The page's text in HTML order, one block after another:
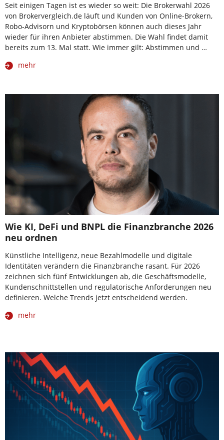
Seit einigen Tagen ist es wieder so weit: Die Brokerwahl 2026
von Brokervergleich.de läuft und Kunden von Online-Brokern,
Robo-Advisorn und Kryptobörsen können auch dieses Jahr
wieder für ihren Anbieter abstimmen. Die Wahl findet damit
bereits zum 13. Mal statt. Wie immer gilt: Abstimmen und …
mehr
Wie KI, DeFi und BNPL die Finanzbranche 2026
neu ordnen
Künstliche Intelligenz, neue Bezahlmodelle und digitale
Identitäten verändern die Finanzbranche rasant. Für 2026
zeichnen sich fünf Entwicklungen ab, die Geschäftsmodelle,
Kundenschnittstellen und regulatorische Anforderungen neu
definieren. Welche Trends jetzt entscheidend werden.
mehr